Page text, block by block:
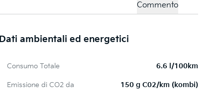
Commento
Dati ambientali ed energetici
Consumo Totale 6.6 l/100km
Emissione di CO2 da 150 g C02/km (kombi)